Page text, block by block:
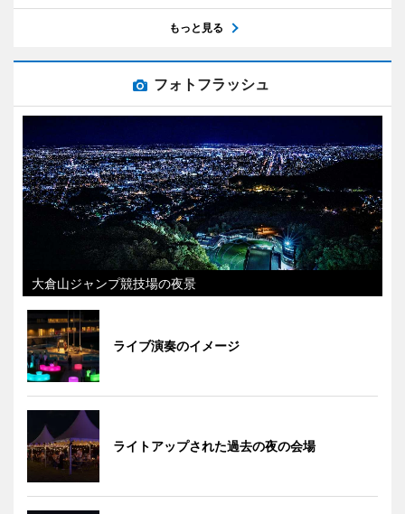
もっと見る
フォトフラッシュ
大倉山ジャンプ競技場の夜景
ライブ演奏のイメージ
ライトアップされた過去の夜の会場